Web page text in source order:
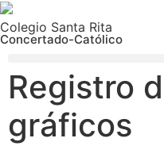
Colegio Santa Rita
Concertado-Católico
Registro
gráficos